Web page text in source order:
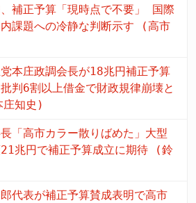
補正予算「現時点で不要」 国際
課題への冷静な判断示す (高市
本庄政調会長が18兆円補正予算
判6割以上借金で財政規律崩壊と
知史)
「高市カラー散りばめた」大型
兆円で補正予算成立に期待 (鈴
代表が補正予算賛成表明で高市